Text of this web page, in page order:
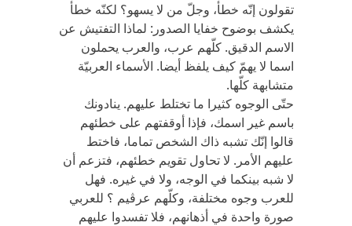
تقولون إنّه خطأ، وجلّ من لا يسهو؟ لكنّه خطأ
يكشف بوضوح خفايا الصدور: لماذا التفتيش عن
الاسم الدقيق. كلّهم عرب، والعرب يحملون
اسما لا يهمّ كيف يلفظ أيضا. الأسماء العربيّة
متشابهة كلّها.
حتّى الوجوه كثيرا ما تختلط عليهم. ينادونك
باسم غير اسمك، فإذا أوقفتهم على خطئهم
قالوا إنّك تشبه ذاك الشخص تماما، فاختط
عليهم الأمر. لا تحاول تقويم خطئهم، فتزعم أن
لا شبه بينكما في الوجه، ولا في غيره. فهل
للعرب وجوه مختلفة، وكلّهم عرڤيم ؟ للعربي
صورة واحدة في أذهانهم، فلا تفسدوا عليهم